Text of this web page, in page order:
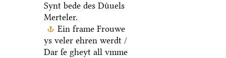
Synt bede des Duͤuels
Merteler.
Ein frame Frouwe
ys veler ehren werdt /
Dar ſe gheyt all vmme